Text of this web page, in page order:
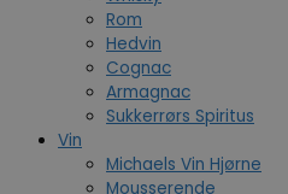
Rom
Hedvin
Cognac
Armagnac
Sukkerrørs Spiritus
Vin
Michaels Vin Hjørne
Mousserende